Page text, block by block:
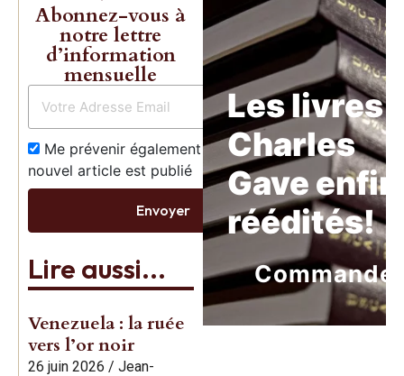
Abonnez-vous à
notre lettre
d’information
mensuelle
Me prévenir également dès qu’un
nouvel article est publié
Envoyer
Lire aussi...
Venezuela : la ruée
vers l’or noir
26 juin 2026 / Jean-
Les livres
Charles
Gave enfin
réédités!